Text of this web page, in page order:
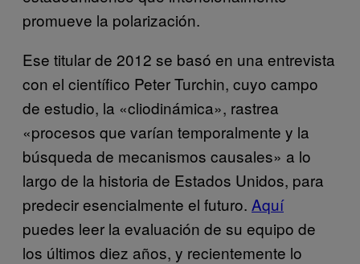
promueve la polarización.
Ese titular de 2012 se basó en una entrevista
con el científico Peter Turchin, cuyo campo
de estudio, la «cliodinámica», rastrea
«procesos que varían temporalmente y la
búsqueda de mecanismos causales» a lo
largo de la historia de Estados Unidos, para
predecir esencialmente el futuro. Aquí
puedes leer la evaluación de su equipo de
los últimos diez años, y recientemente lo